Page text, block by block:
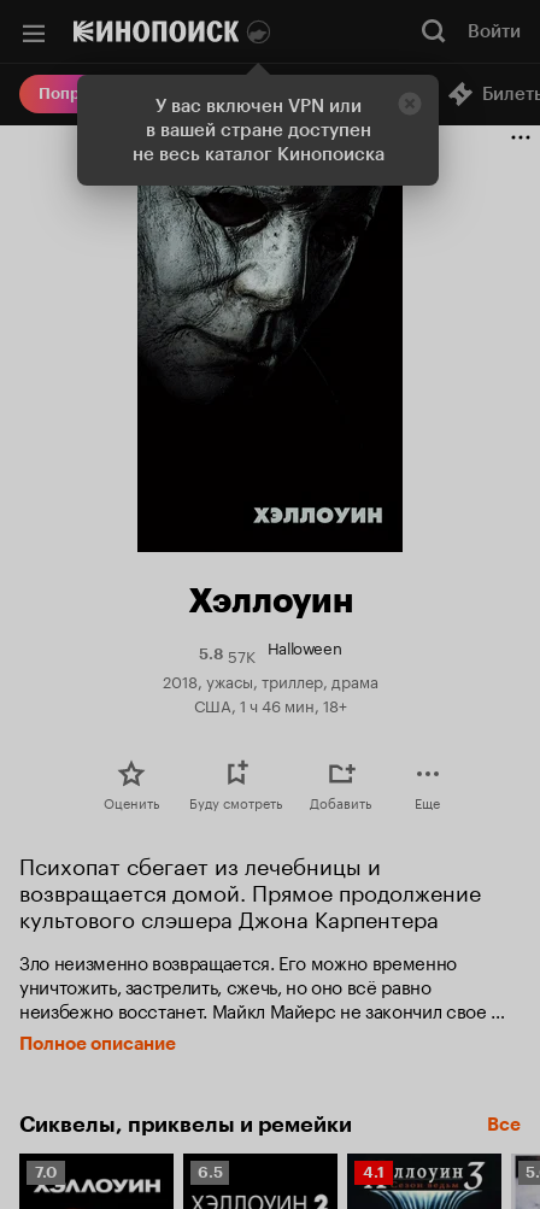
У вас включен VPN или
в вашей стране доступен
не весь каталог Кинопоиска
Войти
Попробовать Плюс Онлайн-кинотеатр
Хэллоуин
5.8Рейтинг
5.8
57K Halloween
2018, ужасы, триллер, драма
США, 1 ч 46 мин, 18+
Оценить Буду смотреть Добавить Еще
Психопат сбегает из лечебницы и
возвращается домой. Прямое продолжение
культового слэшера Джона Карпентера
Зло неизменно возвращается. Его можно временно
уничтожить, застрелить, сжечь, но оно всё равно
неизбежно восстанет. Майкл Майерс не закончил свое
дело в Хэддонфилде, и скоро он вернётся в родной город,
чтобы снова убивать.
Полное описание
Сиквелы, приквелы и ремейки Все
Рейтинг
Кинопоиска
7.0
Рейтинг
Кинопоиска
6.5
Рейтинг
Кинопоиска
4.1